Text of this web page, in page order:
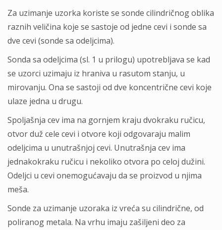
Za uzimanje uzorka koriste se sonde cilindričnog oblika
raznih veličina koje se sastoje od jedne cevi i sonde sa
dve cevi (sonde sa odeljcima).
Sonda sa odeljcima (sl. 1 u prilogu) upotrebljava se kad
se uzorci uzimaju iz hraniva u rasutom stanju, u
mirovanju. Ona se sastoji od dve koncentrične cevi koje
ulaze jedna u drugu.
Spoljašnja cev ima na gornjem kraju dvokraku ručicu,
otvor duž cele cevi i otvore koji odgovaraju malim
odeljcima u unutrašnjoj cevi. Unutrašnja cev ima
jednakokraku ručicu i nekoliko otvora po celoj dužini.
Odeljci u cevi onemogućavaju da se proizvod u njima
meša.
Sonde za uzimanje uzoraka iz vreća su cilindrične, od
poliranog metala. Na vrhu imaju zašiljeni deo za